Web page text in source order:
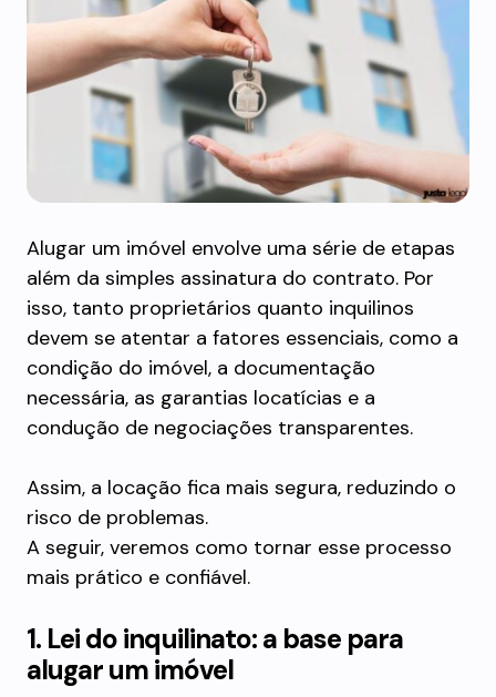
Alugar um imóvel envolve uma série de etapas
além da simples assinatura do contrato. Por
isso, tanto proprietários quanto inquilinos
devem se atentar a fatores essenciais, como a
condição do imóvel, a documentação
necessária, as garantias locatícias e a
condução de negociações transparentes.
Assim, a locação fica mais segura, reduzindo o
risco de problemas.
A seguir, veremos como tornar esse processo
mais prático e confiável.
1. Lei do inquilinato: a base para
alugar um imóvel